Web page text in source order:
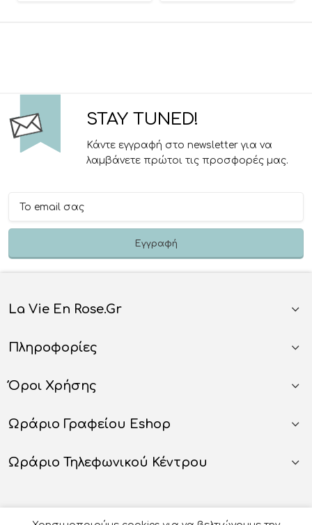
STAY TUNED!
Κάντε εγγραφή στο newsletter για να
λαμβάνετε πρώτοι τις προσφορές μας.
La Vie En Rose.gr
Πληροφορίες
Όροι Χρήσης
Ωράριο Γραφείου Eshop
Ωράριο Τηλεφωνικού Κέντρου